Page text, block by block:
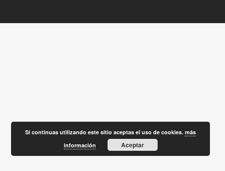
Si continuas utilizando este sitio aceptas el uso de cookies.más
información
Aceptar